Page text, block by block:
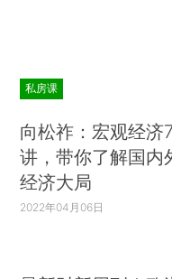
私房课
向松祚：宏观经济
讲，带你了解国内
经济大局
2022年04月06日